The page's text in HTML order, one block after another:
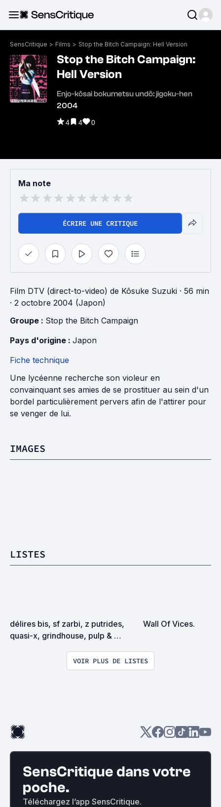
SensCritique > Films > Stop the Bitch Campaign: Hell Version
Stop the Bitch Campaign:
Hell Version
Enjo-kôsai bokumetsu undô: jigoku-hen
2004
4 4 0
Ma note
ÉCRIRE UNE CRITIQUE
Film DTV (direct-to-video) de Kōsuke Suzuki · 56 min
· 2 octobre 2004 (Japon)
Groupe : Stop the Bitch Campaign
Pays d'origine : Japon
Fiche technique
Une lycéenne recherche son violeur en
convainquant ses amies de se prostituer au sein d'un
bordel particulièrement pervers afin de l'attirer pour
se venger de lui.
IMAGES
LISTES
délires bis, sf zarbi, z putrides,
quasi-x, grindhouse, pulp &
Wall Of Vices.
VOIR PLUS DE LISTES
SensCritique dans votre
poche.
Téléchargez l’app SensCritique.